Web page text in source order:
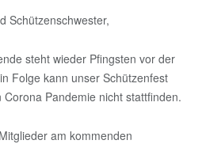
Schützenschwester,
steht wieder Pfingsten vor der
Folge kann unser Schützenfest
Pandemie nicht stattfinden.
am kommenden